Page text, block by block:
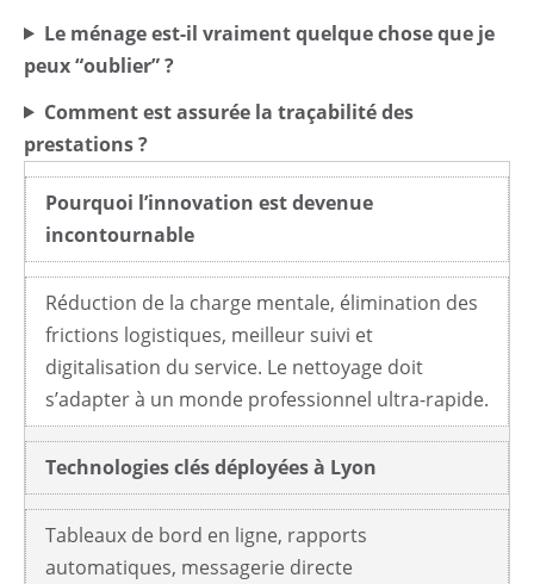
Le ménage est-il vraiment quelque chose que je
peux “oublier” ?
Comment est assurée la traçabilité des
prestations ?
Pourquoi l’innovation est devenue
incontournable
Réduction de la charge mentale, élimination des
frictions logistiques, meilleur suivi et
digitalisation du service. Le nettoyage doit
s’adapter à un monde professionnel ultra-rapide.
Technologies clés déployées à Lyon
Tableaux de bord en ligne, rapports
automatiques, messagerie directe